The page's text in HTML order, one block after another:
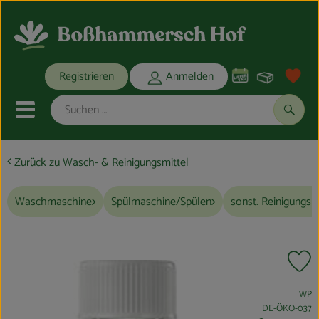
Registrieren Anmelden
Mobiles Menu öffnen oder
Bio-Kochkisten
Zurück zu Wasch- & Reinigungsmittel
Waschmaschine Spülmaschine/Spülen sonst.
, Verband:
WP
, Kontrollstelle:
DE-ÖKO-037